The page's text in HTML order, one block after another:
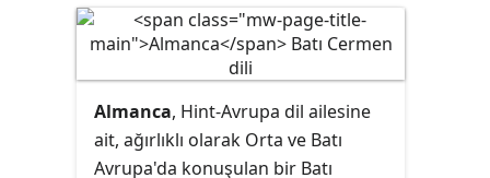
Almanca, Hint-Avrupa dil ailesine
ait, ağırlıklı olarak Orta ve Batı
Avrupa'da konuşulan bir Batı